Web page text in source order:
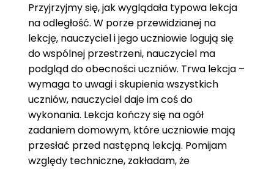
Przyjrzyjmy się, jak wyglądała typowa lekcja
na odległość. W porze przewidzianej na
lekcję, nauczyciel i jego uczniowie logują się
do wspólnej przestrzeni, nauczyciel ma
podgląd do obecności uczniów. Trwa lekcja –
wymaga to uwagi i skupienia wszystkich
uczniów, nauczyciel daje im coś do
wykonania. Lekcja kończy się na ogół
zadaniem domowym, które uczniowie mają
przesłać przed następną lekcją. Pomijam
względy techniczne, zakładam, że